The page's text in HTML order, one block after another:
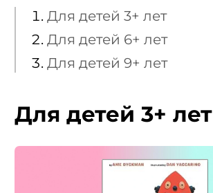
Для детей 3+ лет
Для детей 6+ лет
Для детей 9+ лет
Для детей 3+ лет